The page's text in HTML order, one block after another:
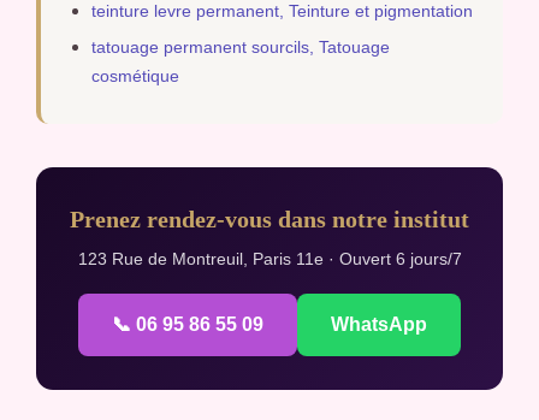
teinture levre permanent, Teinture et pigmentation
tatouage permanent sourcils, Tatouage
cosmétique
Prenez rendez-vous dans notre institut
123 Rue de Montreuil, Paris 11e · Ouvert 6 jours/7
📞 06 95 86 55 09 WhatsApp